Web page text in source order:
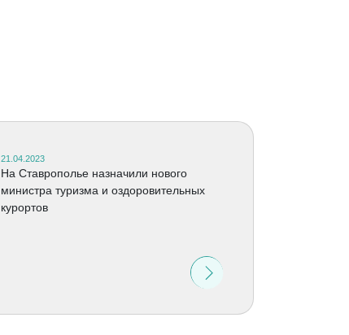
21.04.2023
На Ставрополье назначили нового
министра туризма и оздоровительных
курортов